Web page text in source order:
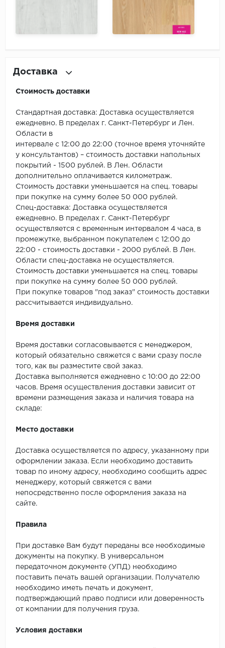
Доставка
Стоимость доставки
Стандартная доставка: Доставка осуществляется
ежедневно. В пределах г. Санкт-Петербург и Лен.
Области в
интервале с 12:00 до 22:00 (точное время уточняйте
у консультантов) – стоимость доставки напольных
покрытий - 1500 рублей. В Лен. Области
дополнительно оплачивается километраж.
Стоимость доставки уменьшается на спец. товары
при покупке на сумму более 50 000 рублей.
Спец-доставка: Доставка осуществляется
ежедневно. В пределах г. Санкт-Петербург
осуществляется с временным интервалом 4 часа, в
промежутке, выбранном покупателем с 12:00 до
22:00 - стоимость доставки - 2000 рублей. В Лен.
Области спец-доставка не осуществляется.
Стоимость доставки уменьшается на спец. товары
при покупке на сумму более 50 000 рублей.
При покупке товаров "под заказ" стоимость доставки
рассчитывается индивидуально.
Время доставки
Время доставки согласовывается с менеджером,
который обязательно свяжется с вами сразу после
того, как вы разместите свой заказ.
Доставка выполняется ежедневно с 10:00 до 22:00
часов. Время осуществления доставки зависит от
времени размещения заказа и наличия товара на
складе:
Место доставки
Доставка осуществляется по адресу, указанному при
оформлении заказа. Если необходимо доставить
товар по иному адресу, необходимо сообщить адрес
менеджеру, который свяжется с вами
непосредственно после оформления заказа на
сайте.
Правила
При доставке Вам будут переданы все необходимые
документы на покупку. В универсальном
передаточном документе (УПД) необходимо
поставить печать вашей организации. Получателю
необходимо иметь печать и документ,
подтверждающий право подписи или доверенность
от компании для получения груза.
Условия доставки